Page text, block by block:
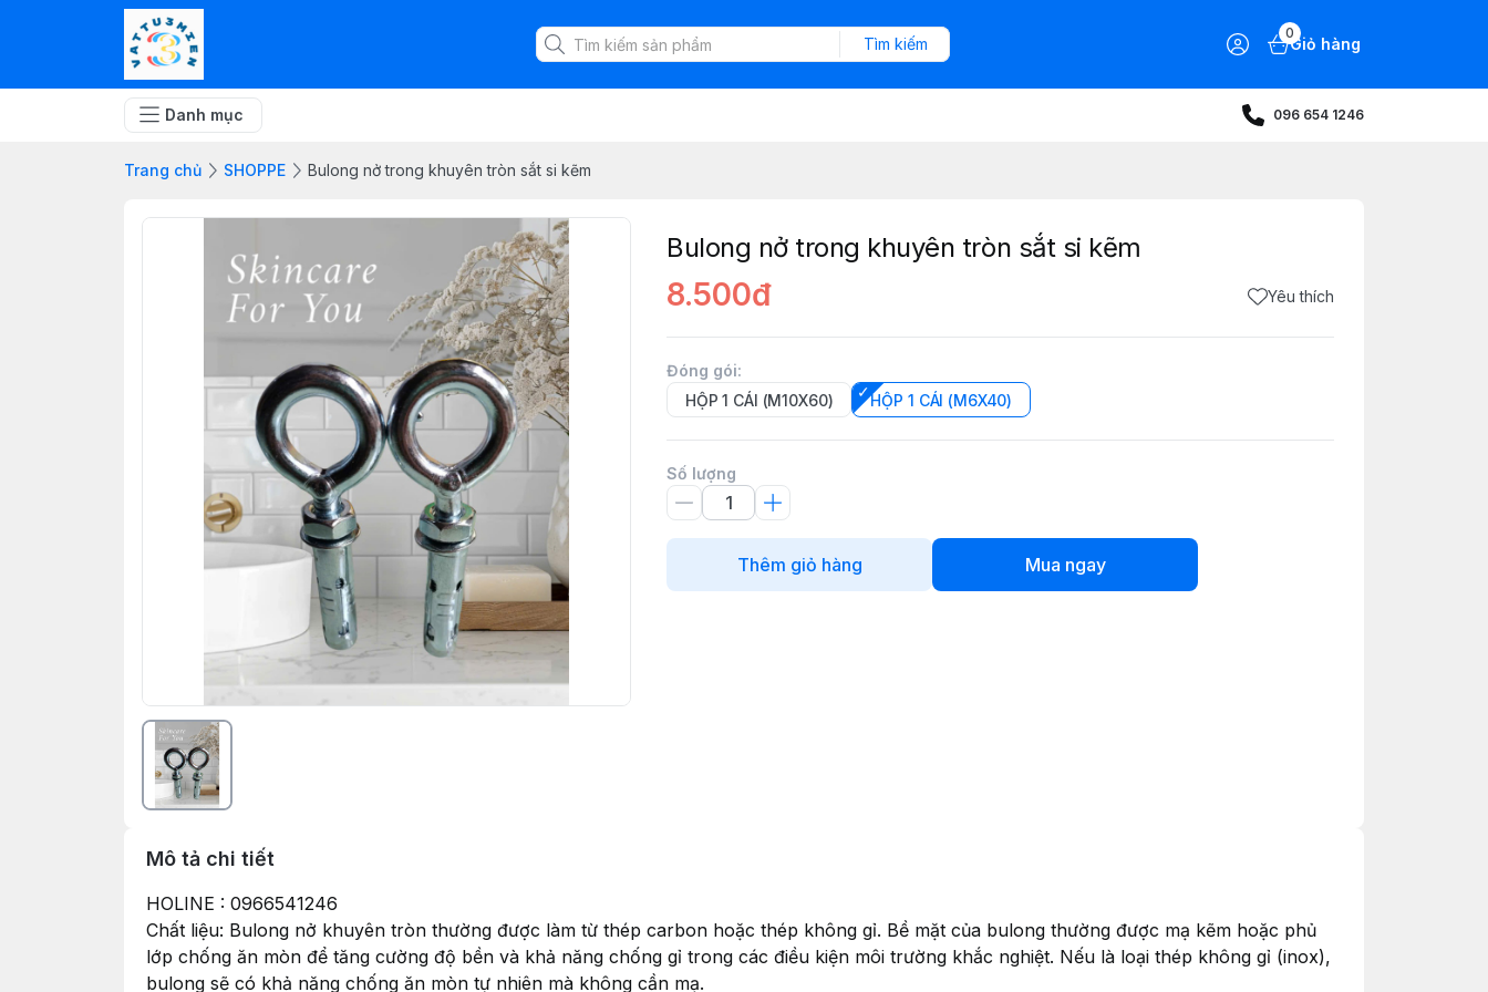
Tìm kiếm
0
Giỏ hàng
Danh mục 096 654 1246
Trang chủ SHOPPE Bulong nở trong khuyên tròn sắt si kẽm
Bulong nở trong khuyên tròn sắt si kẽm
8.500đ Yêu thích
Đóng gói:
HỘP 1 CÁI (M10X60)
HỘP 1 CÁI (M6X40)
Số lượng
Thêm giỏ hàng Mua ngay
Mô tả chi tiết
HOLINE : 0966541246
Chất liệu: Bulong nở khuyên tròn thường được làm từ thép carbon hoặc thép không gỉ. Bề mặt của bulong thường được mạ kẽm hoặc phủ
lớp chống ăn mòn để tăng cường độ bền và khả năng chống gỉ trong các điều kiện môi trường khắc nghiệt. Nếu là loại thép không gỉ (inox),
bulong sẽ có khả năng chống ăn mòn tự nhiên mà không cần mạ.